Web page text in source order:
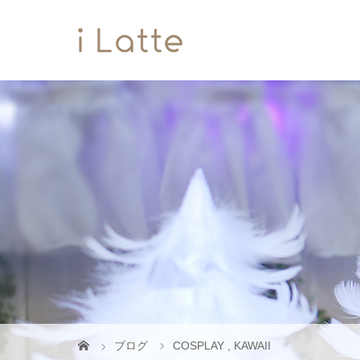
ブログ COSPLAY KAWAII